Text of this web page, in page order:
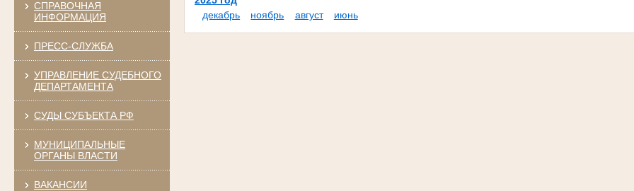
СПРАВОЧНАЯ
ИНФОРМАЦИЯ
ПРЕСС-СЛУЖБА
УПРАВЛЕНИЕ СУДЕБНОГО
ДЕПАРТАМЕНТА
СУДЫ СУБЪЕКТА РФ
МУНИЦИПАЛЬНЫЕ
ОРГАНЫ ВЛАСТИ
ВАКАНСИИ
декабрь
ноябрь август июнь